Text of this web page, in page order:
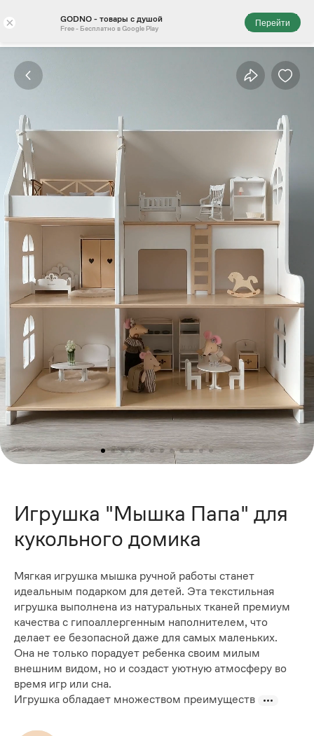
× GODNO - товары с душой
Free - Бесплатно в Google Play
Перейти
Игрушка "Мышка Папа" для
кукольного домика
Мягкая игрушка мышка ручной работы станет
идеальным подарком для детей. Эта текстильная
игрушка выполнена из натуральных тканей премиум
качества с гипоаллергенным наполнителем, что
делает ее безопасной даже для самых маленьких.
Она не только порадует ребенка своим милым
внешним видом, но и создаст уютную атмосферу во
время игр или сна.
Игрушка обладает множеством преимуществ